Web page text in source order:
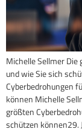
Michelle Sellmer
und wie Sie sich
Cyberbedrohungen
können Michelle
größten
schützen